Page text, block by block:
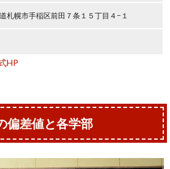
札幌市手稲区前田７条１５丁目４−１
HP
偏差値と各学部